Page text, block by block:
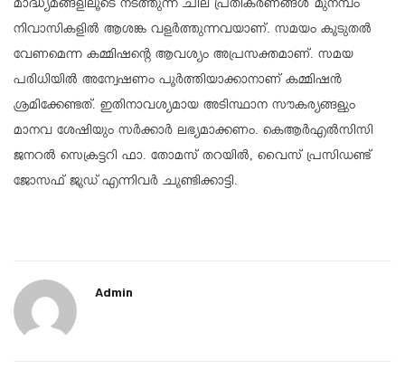
മാദ്ധ്യമങ്ങളിലൂടെ നടത്തുന്ന ചില പ്രതികരണങ്ങൾ മുനമ്പം
നിവാസികളിൽ ആശങ്ക വളർത്തുന്നവയാണ്. സമയം കൂടുതൽ
വേണമെന്ന കമ്മിഷൻ്റെ ആവശ്യം അപ്രസക്തമാണ്. സമയ
പരിധിയിൽ അന്വേഷണം പൂർത്തിയാക്കാനാണ് കമ്മിഷൻ
ശ്രമിക്കേണ്ടത്. ഇതിനാവശ്യമായ അടിസ്ഥാന സൗകര്യങ്ങളും
മാനവ ശേഷിയും സർക്കാർ ലഭ്യമാക്കണം. കെആർഎൽസിസി
ജനറൽ സെക്രട്ടറി ഫാ. തോമസ് തറയിൽ, വൈസ് പ്രസിഡണ്ട്
ജോസഫ് ജൂഡ് എന്നിവർ ചൂണ്ടിക്കാട്ടി.
Admin